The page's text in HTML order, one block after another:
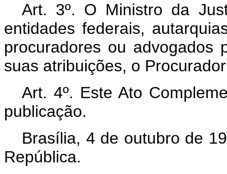
Art. 3º. O Ministro da
entidades federais,
procuradores ou advogados
suas atribuições, o
Art. 4º. Este Ato
publicação.
Brasília, 4 de outubro de
República.